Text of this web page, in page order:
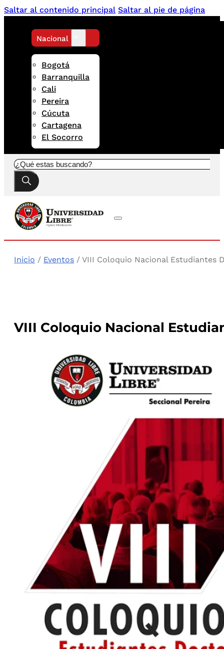
Saltar al contenido principal Saltar al pie de página
Nacional
Bogotá
Barranquilla
Cali
Pereira
Cúcuta
Cartagena
El Socorro
Buscar
Inicio / Eventos / VIII Coloquio Nacional Estudiantes
VIII Coloquio Nacional